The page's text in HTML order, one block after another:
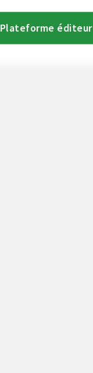
Plateforme éditeur